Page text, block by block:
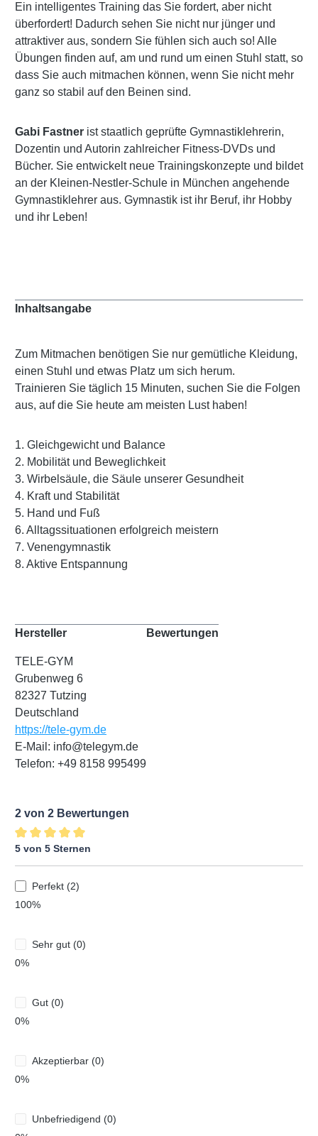
Ein intelligentes Training das Sie fordert, aber nicht
überfordert! Dadurch sehen Sie nicht nur jünger und
attraktiver aus, sondern Sie fühlen sich auch so! Alle
Übungen finden auf, am und rund um einen Stuhl statt, so
dass Sie auch mitmachen können, wenn Sie nicht mehr
ganz so stabil auf den Beinen sind.
Gabi Fastner ist staatlich geprüfte Gymnastiklehrerin,
Dozentin und Autorin zahlreicher Fitness-DVDs und
Bücher. Sie entwickelt neue Trainingskonzepte und bildet
an der Kleinen-Nestler-Schule in München angehende
Gymnastiklehrer aus. Gymnastik ist ihr Beruf, ihr Hobby
und ihr Leben!
Inhaltsangabe
Zum Mitmachen benötigen Sie nur gemütliche Kleidung,
einen Stuhl und etwas Platz um sich herum.
Trainieren Sie täglich 15 Minuten, suchen Sie die Folgen
aus, auf die Sie heute am meisten Lust haben!
1. Gleichgewicht und Balance
2. Mobilität und Beweglichkeit
3. Wirbelsäule, die Säule unserer Gesundheit
4. Kraft und Stabilität
5. Hand und Fuß
6. Alltagssituationen erfolgreich meistern
7. Venengymnastik
8. Aktive Entspannung
Hersteller
TELE-GYM
Grubenweg 6
82327 Tutzing
Deutschland
https://tele-gym.de
E-Mail: info@telegym.de
Telefon: +49 8158 995499
Bewertungen
2 von 2 Bewertungen
Durchschnittliche Bewertung von 5 von 5 Sternen
5 von 5 Sternen
Perfekt (2)
100%
Sehr gut (0)
0%
Gut (0)
0%
Akzeptierbar (0)
0%
Unbefriedigend (0)